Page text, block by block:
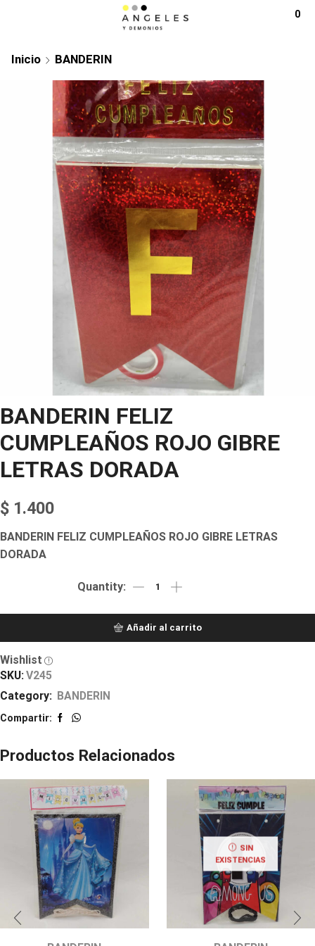
0
Inicio BANDERIN
BANDERIN FELIZ
CUMPLEAÑOS ROJO GIBRE
LETRAS DORADA
$ 1.400
BANDERIN FELIZ CUMPLEAÑOS ROJO GIBRE LETRAS
DORADA
Añadir al carrito
Wishlist
SKU: V245
Category: BANDERIN
Compartir:
Productos Relacionados
SIN
EXISTENCIAS